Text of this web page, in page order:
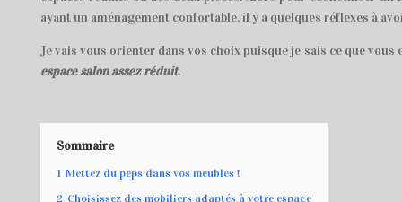
ayant un aménagement confortable, il y a quelques réflexes à
Je vais vous orienter dans vos choix puisque je sais ce que vous
espace salon assez réduit.
Sommaire
1 Mettez du peps dans vos meubles !
2 Choisissez des mobiliers adaptés à votre espace